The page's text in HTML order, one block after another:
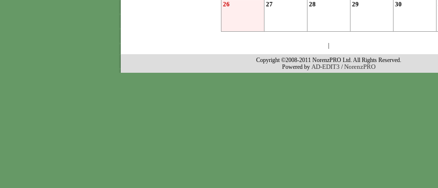
26 27 28 29 30
|
Copyright ©2008-2011 NorenzPRO Ltd. All Rights Reserved.
Powered by AD-EDIT3 /NorenzPRO